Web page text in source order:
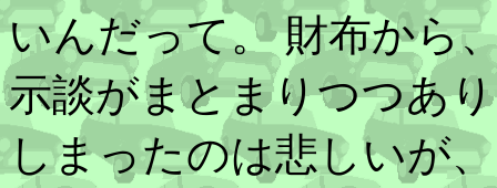
いんだって。 財布から
示談がまとまりつつあ
しまったのは悲しいが